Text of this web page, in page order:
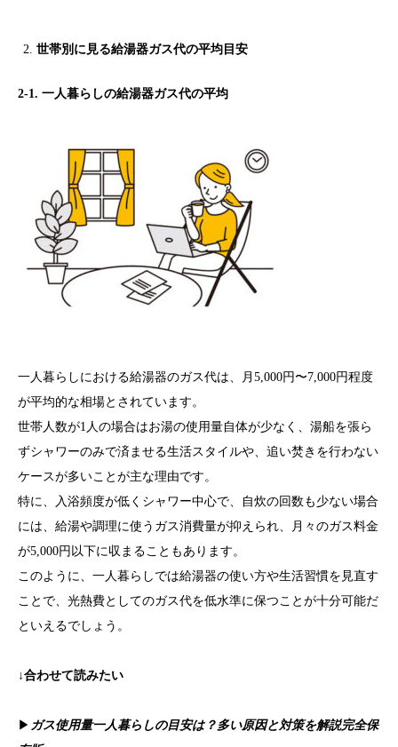
世帯別に見る給湯器ガス代の平均目安
2-1. 一人暮らしの給湯器ガス代の平均
一人暮らしにおける給湯器のガス代は、月5,000円〜7,000円程度
が平均的な相場とされています。
世帯人数が1人の場合はお湯の使用量自体が少なく、湯船を張ら
ずシャワーのみで済ませる生活スタイルや、追い焚きを行わない
ケースが多いことが主な理由です。
特に、入浴頻度が低くシャワー中心で、自炊の回数も少ない場合
には、給湯や調理に使うガス消費量が抑えられ、月々のガス料金
が5,000円以下に収まることもあります。
このように、一人暮らしでは給湯器の使い方や生活習慣を見直す
ことで、光熱費としてのガス代を低水準に保つことが十分可能だ
といえるでしょう。
↓合わせて読みたい
▶ ガス使用量一人暮らしの目安は？多い原因と対策を解説完全保